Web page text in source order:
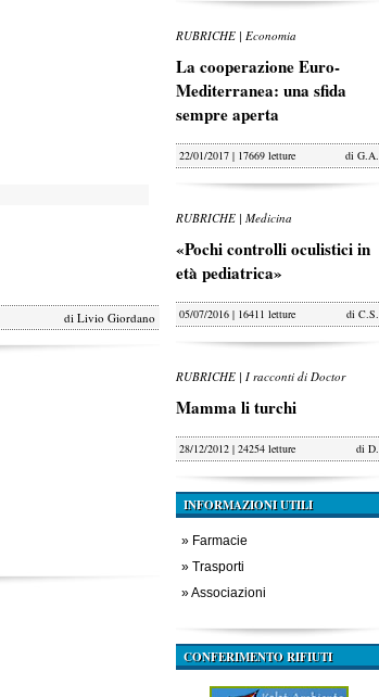
di Livio Giordano
RUBRICHE | Economia
La cooperazione Euro-
Mediterranea: una sfida
sempre aperta
22/01/2017 | 17669 letture di G.A.
RUBRICHE | Medicina
«Pochi controlli oculistici in
età pediatrica»
05/07/2016 | 16411 letture di C.S.
RUBRICHE | I racconti di Doctor
Mamma li turchi
28/12/2012 | 24254 letture di D.
INFORMAZIONI UTILI
» Farmacie
» Trasporti
»Associazioni
CONFERIMENTO RIFIUTI